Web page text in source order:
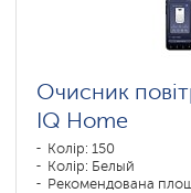
Очисник
IQ Home
Колір: 150
Колір: Белый
Рекомендована